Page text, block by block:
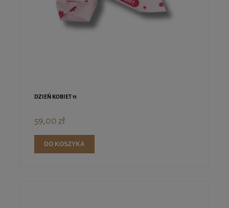
DZIEŃ KOBIET 11
59,00 zł
DO KOSZYKA